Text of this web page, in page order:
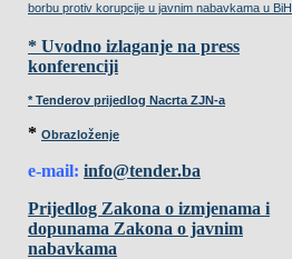
borbu protiv korupcije u javnim nabavkama u BiH
* Uvodno izlaganje na press
konferenciji
* Tenderov prijedlog Nacrta ZJN-a
* Obrazloženje
e-mail: info@tender.ba
Prijedlog Zakona o izmjenama i
dopunama Zakona o javnim
nabavkama